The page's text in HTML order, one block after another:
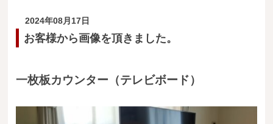
お買い物の流れ
送料・お支払い方法について
before ordering
2024年08月17日
お客様から画像を頂きました。
一枚板カウンター（テレビボード）